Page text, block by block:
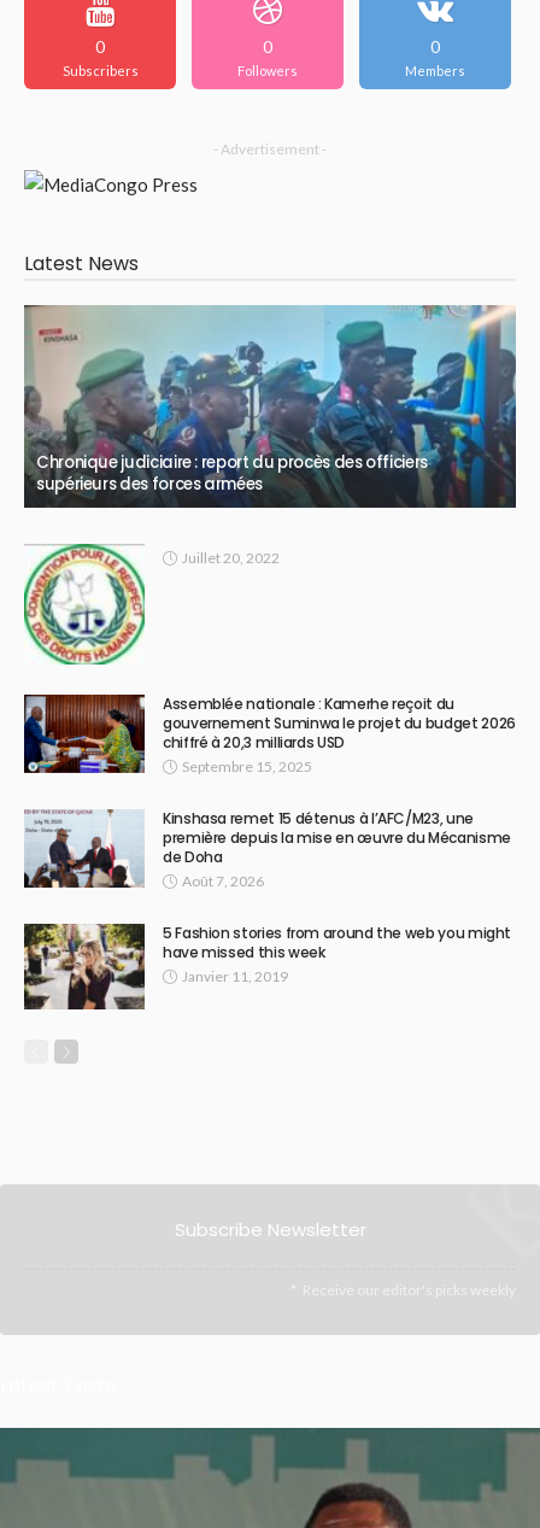
0
Subscribers
0
Followers
0
Members
- Advertisement -
Latest News
Chronique judiciaire : report du procès des officiers
supérieurs des forces armées
Juillet 20, 2022
Assemblée nationale : Kamerhe reçoit du
gouvernement Suminwa le projet du budget 2026
chiffré à 20,3 milliards USD
Septembre 15, 2025
Kinshasa remet 15 détenus à l’AFC/M23, une
première depuis la mise en œuvre du Mécanisme
de Doha
Août 7, 2026
5 Fashion stories from around the web you might
have missed this week
Janvier 11, 2019
Subscribe Newsletter
Receive our editor's picks weekly